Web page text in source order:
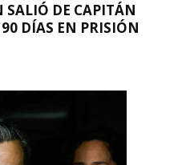
SALIÓ DE CAPITÁN
90 DÍAS EN PRISIÓN